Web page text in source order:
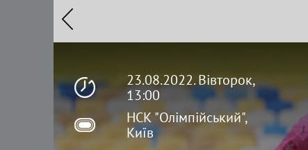
23.08.2022. Вівторок,
13:00
НСК "Олімпійський",
Київ